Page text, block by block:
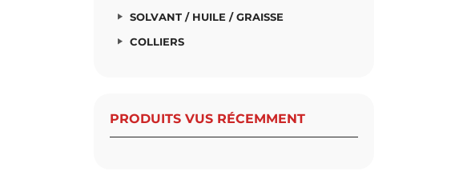
SOLVANT / HUILE / GRAISSE
COLLIERS
PRODUITS VUS RÉCEMMENT